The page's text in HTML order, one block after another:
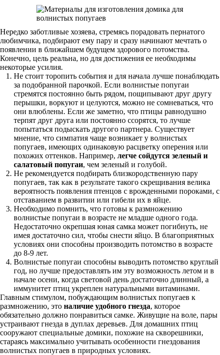
Нередко заботливые хозяева, стремясь порадовать пернатого
любимчика, подбирают ему пару и сразу начинают мечтать о
появлении в ближайшем будущем здорового потомства.
Конечно, цель реальна, но для достижения ее необходимы
некоторые усилия.
Не стоит торопить события и для начала лучше понаблюдать
за подобранной парочкой. Если волнистые попугаи
стремятся постоянно быть рядом, пощипывают друг другу
перышки, воркуют и целуются, можно не сомневаться, что
они влюблены. Если же заметно, что птицы равнодушно
терпят друг друга или постоянно ссорятся, то лучше
попытаться подыскать другого партнера. Существует
мнение, что симпатия чаще возникает у волнистых
попугаев, имеющих одинаковую расцветку оперения или
похожих оттенков. Например, легче сойдутся зеленый и
салатовый попугаи, чем зеленый и голубой.
Не рекомендуется подбирать близкородственную пару
попугаев, так как в результате такого скрещивания велика
вероятность появления птенцов с врожденными пороками, с
отставанием в развитии или гибели их в яйце.
Необходимо помнить, что готовы к размножению
волнистые попугаи в возрасте не младше одного года.
Недостаточно окрепшая юная самка может погибнуть, не
имея достаточно сил, чтобы снести яйцо. В благоприятных
условиях они способны производить потомство в возрасте
до 8-9 лет.
Волнистые попугаи способны выводить потомство круглый
год, но лучше предоставлять им эту возможность летом и в
начале осени, когда световой день достаточно длинный, а
иммунитет птиц укреплен натуральными витаминами.
Главным стимулом, побуждающим волнистых попугаев к
размножению, это наличие удобного гнезда, которое
обязательно должно понравиться самке. Живущие на воле, пары
устраивают гнезда в дуплах деревьев. Для домашних птиц
сооружают специальные домики, похожие на скворешники,
стараясь максимально учитывать особенности гнездования
волнистых попугаев в природных условиях.